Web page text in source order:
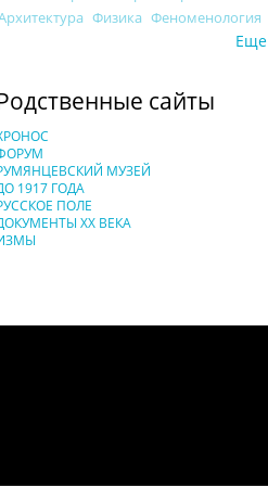
Физика Феноменология
Еще
сайты
МУЗЕЙ
1917 ГОДА
ПОЛЕ
XX ВЕКА